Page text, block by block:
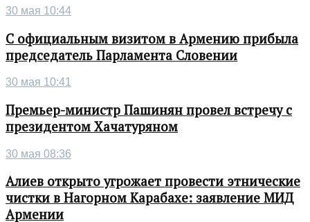
30 мая 10:44
С официальным визитом в Армению прибыла
председатель Парламента Словении
30 мая 10:41
Премьер-министр Пашинян провел встречу с
президентом Хачатуряном
30 мая 08:36
Алиев открыто угрожает провести этнические
чистки в Нагорном Карабахе: заявление МИД
Армении